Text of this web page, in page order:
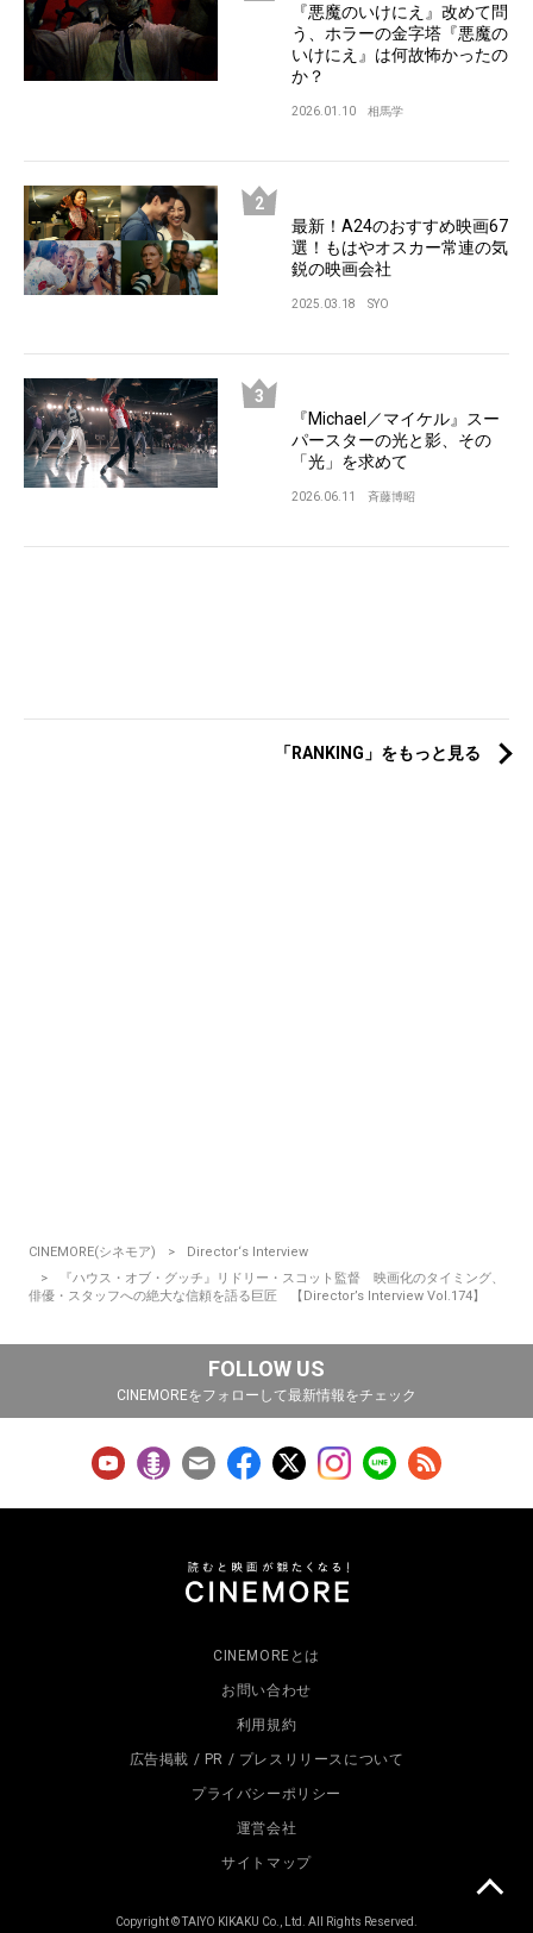
『悪魔のいけにえ』改めて問
う、ホラーの金字塔『悪魔の
いけにえ』は何故怖かったの
か？
2026.01.10 相馬学
最新！A24のおすすめ映画67
選！もはやオスカー常連の気
鋭の映画会社
2025.03.18 SYO
『Michael／マイケル』スー
パースターの光と影、その
「光」を求めて
2026.06.11 斉藤博昭
「RANKING」をもっと見る
CINEMORE(シネモア)
Director‘s Interview
『ハウス・オブ・グッチ』リドリー・スコット監督 映画化のタイミング、
俳優・スタッフへの絶大な信頼を語る巨匠 【Director’s Interview Vol.174】
FOLLOW US
CINEMOREをフォローして最新情報をチェック
CINEMOREとは
お問い合わせ
利用規約
広告掲載 / PR / プレスリリースについて
プライバシーポリシー
運営会社
サイトマップ
Copyright © TAIYO KIKAKU Co., Ltd. All Rights Reserved.